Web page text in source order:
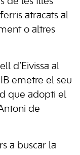
atracats al
o altres
d’Eivissa al
emetre el seu
que adopti el
de
a buscar la